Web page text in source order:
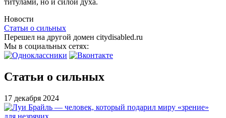
Новости
Статьи о сильных
Перешел на другой домен citydisabled.ru
Мы в социальных сетях:
Статьи о сильных
17 декабря 2024